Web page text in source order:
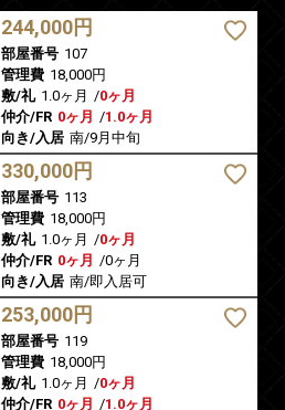
244,000円
部屋番号 107
管理費 18,000円
敷/礼 1.0ヶ月 /0ヶ月
仲介/FR 0ヶ月 /1.0ヶ月
向き/入居 南/9月中旬
330,000円
部屋番号 113
管理費 18,000円
敷/礼 1.0ヶ月 /0ヶ月
仲介/FR 0ヶ月 /0ヶ月
向き/入居 南/即入居可
253,000円
部屋番号 119
管理費 18,000円
敷/礼 1.0ヶ月 /0ヶ月
仲介/FR 0ヶ月 /1.0ヶ月